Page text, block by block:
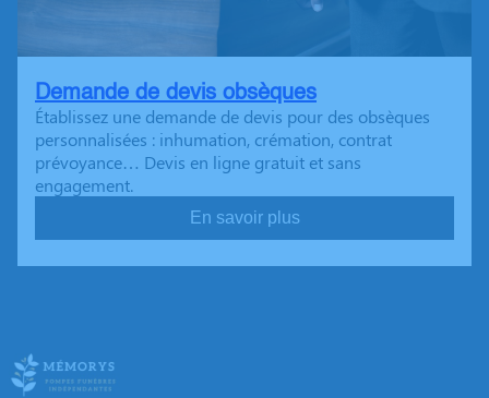
Demande de devis obsèques
Établissez une demande de devis pour des obsèques
personnalisées : inhumation, crémation, contrat
prévoyance… Devis en ligne gratuit et sans
engagement.
En savoir plus